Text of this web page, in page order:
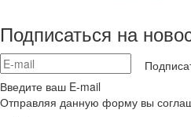
Подписаться на
Введите ваш E-mail
Отправляя данную форму вы